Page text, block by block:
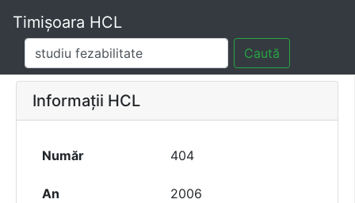
Timișoara HCL
Caută
Informații HCL
Număr 404
An 2006